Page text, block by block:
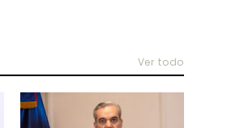
Ver todo